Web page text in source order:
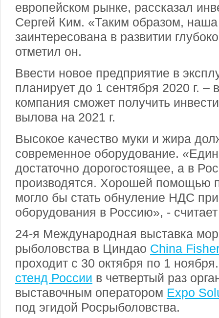
европейском рынке, рассказал
Сергей Ким. «Таким образом,
заинтересована в развитии
отметил он.
Ввести новое предприятие в
планирует до 1 сентября 2020 г. –
компания сможет получить
вылова на 2021 г.
Высокое качество муки и жира
современное оборудование.
достаточно дорогостоящее, а в
производятся. Хорошей помощью
могло бы стать обнуление НДС
оборудования в Россию», -
24-я Международная выставка
рыболовства в Циндао China
проходит с 30 октября по 1
стенд России в четвертый раз
выставочным оператором Expo
под эгидой Росрыболовства.